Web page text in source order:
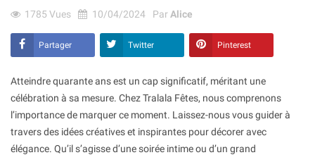
1785 Vues 10/04/2024 ParAlice
Partager Twitter Pinterest
Atteindre quarante ans est un cap significatif, méritant une
célébration à sa mesure. Chez Tralala Fêtes, nous comprenons
l’importance de marquer ce moment. Laissez-nous vous guider à
travers des idées créatives et inspirantes pour décorer avec
élégance. Qu’il s’agisse d’une soirée intime ou d’un grand